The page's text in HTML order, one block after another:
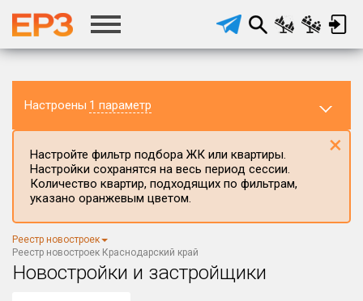
Настроены 1 параметр
Краснодарский край
Район в регионе
Настройте фильтр подбора ЖК или квартиры.
Настройки сохранятся на весь период сессии.
Количество квартир, подходящих по фильтрам,
указано оранжевым цветом.
×
Реестр новостроек
Реестр новостроек Краснодарский край
Новостройки и застройщики